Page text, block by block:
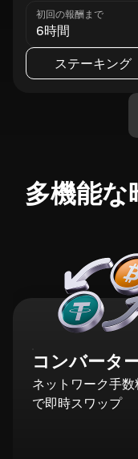
初回の報酬まで
6時間
ステーキング
多機能な
コンバータ
ネットワーク手数
で即時スワップ